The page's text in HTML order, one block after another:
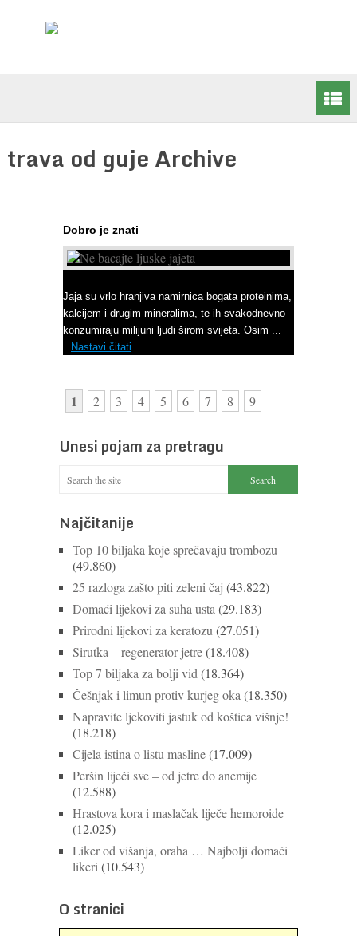
trava od guje Archive
Dobro je znati
Jaja su vrlo hranjiva namirnica bogata proteinima,
kalcijem i drugim mineralima, te ih svakodnevno
konzumiraju milijuni ljudi širom svijeta. Osim ...
Nastavi čitati
1 2 3 4 5 6 7 8 9
Unesi pojam za pretragu
Najčitanije
Top 10 biljaka koje sprečavaju trombozu
(49.860)
25 razloga zašto piti zeleni čaj (43.822)
Domaći lijekovi za suha usta (29.183)
Prirodni lijekovi za keratozu (27.051)
Sirutka – regenerator jetre(18.408)
Top 7 biljaka za bolji vid (18.364)
Češnjak i limun protiv kurjeg oka (18.350)
Napravite ljekoviti jastuk od koštica višnje!
(18.218)
Cijela istina o listu masline(17.009)
Peršin liječi sve – od jetre do anemije
(12.588)
Hrastova kora i maslačak liječe hemoroide
(12.025)
Liker od višanja, oraha … Najbolji domaći
likeri (10.543)
O stranici